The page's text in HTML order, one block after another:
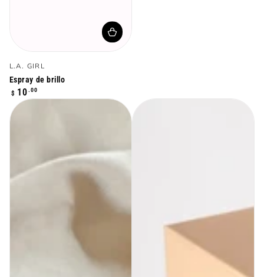
Vendedor:
L.A. GIRL
Espray de brillo
Precio
regular
$ 10 .00